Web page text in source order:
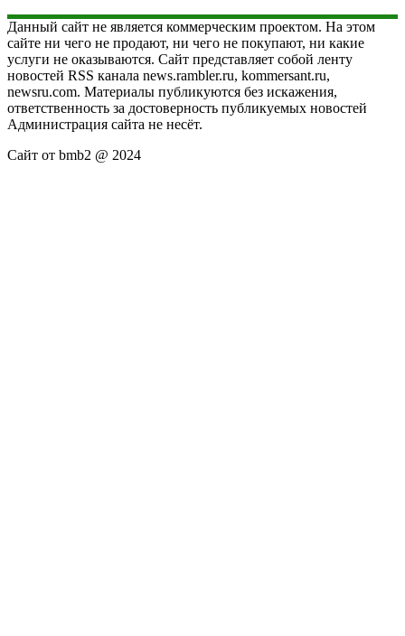
Данный сайт не является коммерческим проектом. На этом
сайте ни чего не продают, ни чего не покупают, ни какие
услуги не оказываются. Сайт представляет собой ленту
новостей RSS канала news.rambler.ru, kommersant.ru,
newsru.com. Материалы публикуются без искажения,
ответственность за достоверность публикуемых новостей
Администрация сайта не несёт.
Сайт от bmb2 @ 2024